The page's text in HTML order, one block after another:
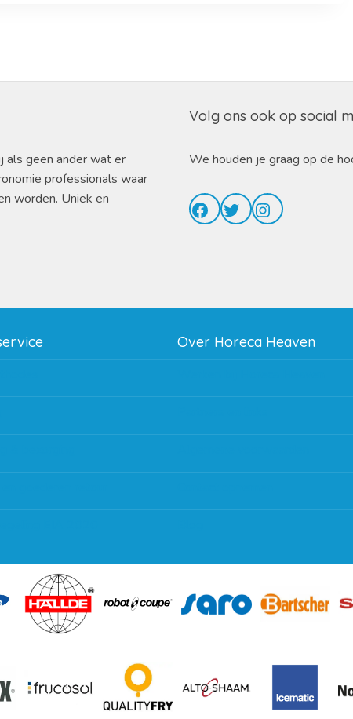
als geen ander wat er
professionals waar
worden. Uniek en
Volg ons ook op social
We houden je graag op de
Facebook
TwitterInstagram
EIA 2020
Over Horeca Heaven